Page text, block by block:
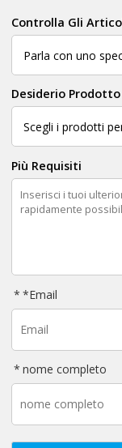
Controlla Gli
Desiderio Prodotto
Più Requisiti
*Email
nome completo